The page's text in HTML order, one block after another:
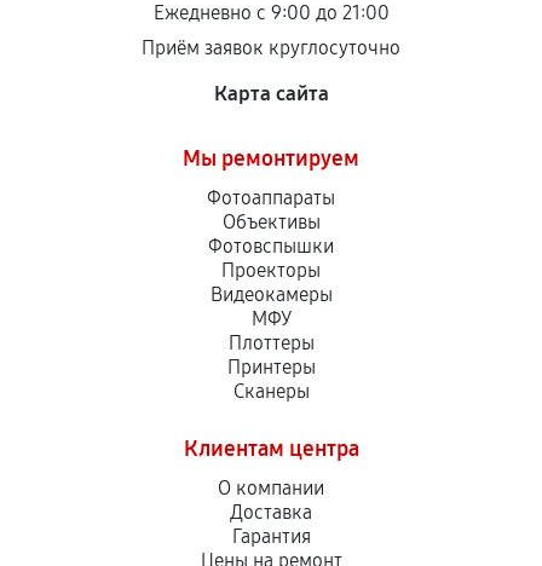
Ежедневно с 9:00 до 21:00
Приём заявок круглосуточно
Карта сайта
Мы ремонтируем
Фотоаппараты
Объективы
Фотовспышки
Проекторы
Видеокамеры
МФУ
Плоттеры
Принтеры
Сканеры
Клиентам центра
О компании
Доставка
Гарантия
Цены на ремонт